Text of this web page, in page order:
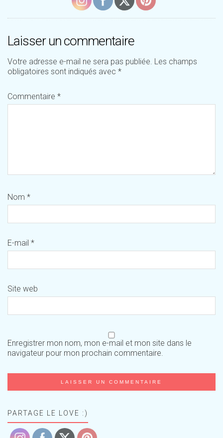
Laisser un commentaire
Votre adresse e-mail ne sera pas publiée. Les champs
obligatoires sont indiqués avec *
Commentaire *
Nom *
E-mail *
Site web
Enregistrer mon nom, mon e-mail et mon site dans le
navigateur pour mon prochain commentaire.
PARTAGE LE LOVE :)